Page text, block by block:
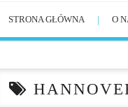
STRONA GŁÓWNA O